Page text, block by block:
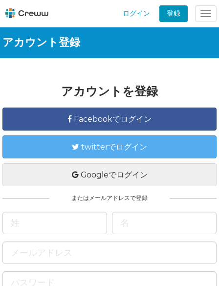
ログイン 登録
アカウント登録
アカウントを登録
Facebookでログイン
twitterでログイン
Googleでログイン
またはメールアドレスで登録